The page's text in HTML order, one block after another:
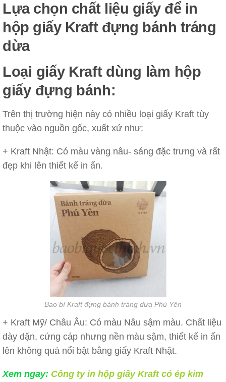
Lựa chọn chất liệu giấy để in
hộp giấy Kraft đựng bánh tráng
dừa
Loại giấy Kraft dùng làm hộp
giấy đựng bánh:
Trên thị trường hiện này có nhiều loại giấy Kraft tùy
thuộc vào nguồn gốc, xuất xứ như:
+ Kraft Nhật: Có màu vàng nâu- sáng đặc trưng và rất
đẹp khi lên thiết kế in ấn.
Bao bì Kraft đựng bánh tráng dừa Phú Yên
+ Kraft Mỹ/ Châu Âu: Có màu Nâu sậm màu. Chất liệu
dày dặn, cứng cáp nhưng nền màu sậm, thiết kế in ấn
lên không quá nổi bật bằng giấy Kraft Nhật.
Xem ngay: Công ty in hộp giấy Kraft có ép kim